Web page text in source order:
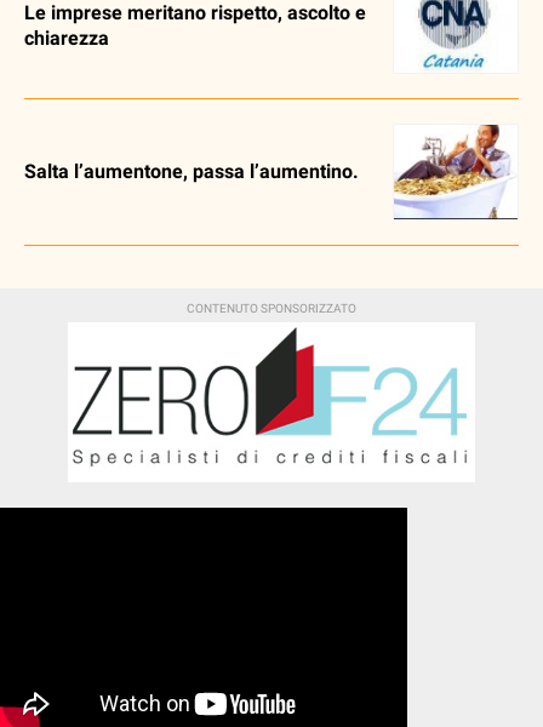
Le imprese meritano rispetto, ascolto e
chiarezza
Salta l’aumentone, passa l’aumentino.